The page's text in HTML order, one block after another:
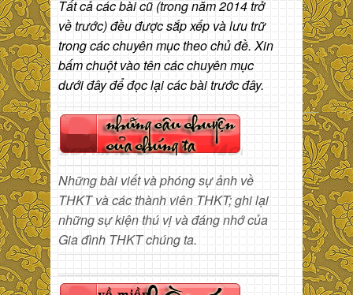
Tất cả các bài cũ (trong năm 2014 trở
về trước) đều được sắp xếp và lưu trữ
trong các chuyên mục theo chủ đề. Xin
bấm chuột vào tên các chuyên mục
dưới đây để đọc lại các bài trước đây.
Những bài viết và phóng sự ảnh về
THKT và các thành viên THKT; ghi lại
những sự kiện thú vị và đáng nhớ của
Gia đình THKT chúng ta.